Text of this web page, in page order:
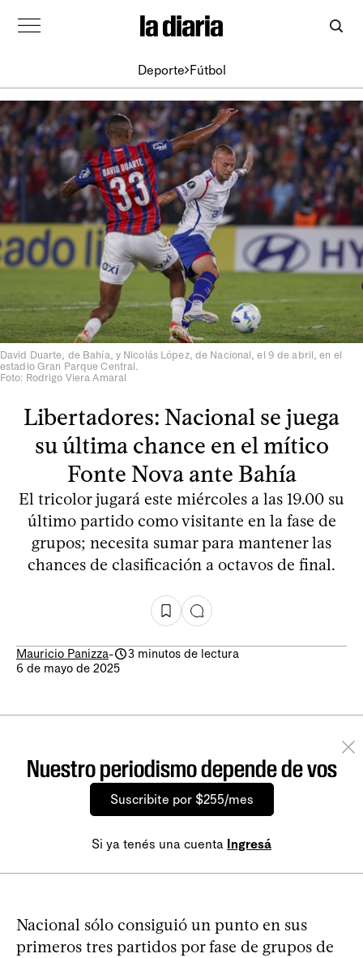
Deporte Fútbol
David Duarte, de Bahía, y Nicolás López, de Nacional, el 9 de abril, en el
estadio Gran Parque Central.
Foto: Rodrigo Viera Amaral
Libertadores: Nacional se juega
su última chance en el mítico
Fonte Nova ante Bahía
El tricolor jugará este miércoles a las 19.00 su
último partido como visitante en la fase de
grupos; necesita sumar para mantener las
chances de clasificación a octavos de final.
Mauricio Panizza-
3 minutos de lectura
6 de mayo de 2025
Nuestro periodismo depende de vos
Suscribite por $255/mes
Si ya tenés una cuenta Ingresá
Nacional sólo consiguió un punto en sus
primeros tres partidos por fase de grupos de